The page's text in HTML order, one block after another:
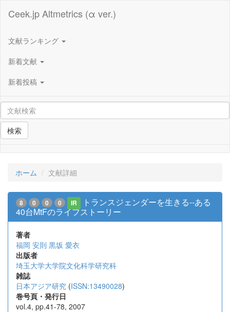
Ceek.jp Altmetrics (α ver.)
文献ランキング
新着文献
新着投稿
検索
ホーム 文献詳細
8 0 0 0 IR
トランスジェンダーを生きる--ある
40台MtFのライフストーリー
著者
福岡 安則 黒坂 愛衣
出版者
埼玉大学大学院文化科学研究科
雑誌
日本アジア研究 (ISSN:13490028)
巻号頁・発行日
vol.4, pp.41-78, 2007